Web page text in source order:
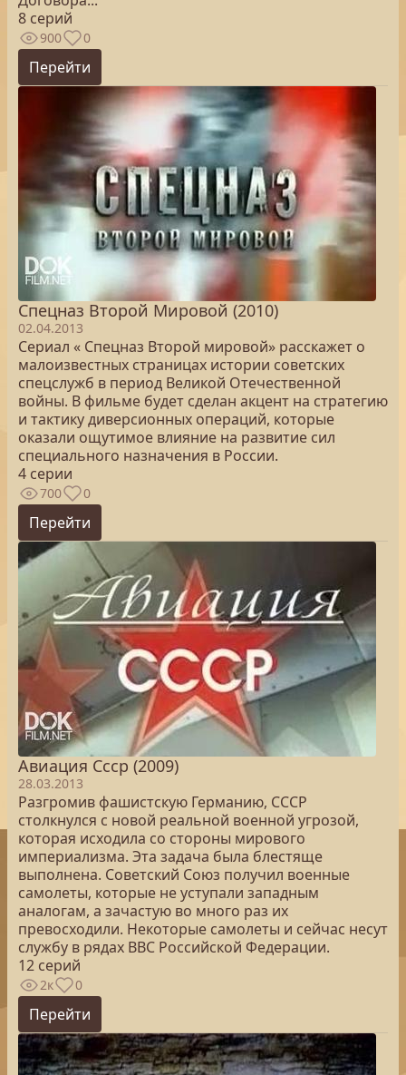
8 серий
900 0
Перейти
Спецназ Второй Мировой (2010)
02.04.2013
Сериал « Спецназ Второй мировой» расскажет о
малоизвестных страницах истории советских
спецслужб в период Великой Отечественной
войны. В фильме будет сделан акцент на стратегию
и тактику диверсионных операций, которые
оказали ощутимое влияние на развитие сил
специального назначения в России.
4 серии
700 0
Перейти
Авиация Ссср (2009)
28.03.2013
Разгромив фашистскую Германию, СССР
столкнулся с новой реальной военной угрозой,
которая исходила со стороны мирового
империализма. Эта задача была блестяще
выполнена. Советский Союз получил военные
самолеты, которые не уступали западным
аналогам, а зачастую во много раз их
превосходили. Некоторые самолеты и сейчас несут
службу в рядах ВВС Российской Федерации.
12 серий
2к 0
Перейти